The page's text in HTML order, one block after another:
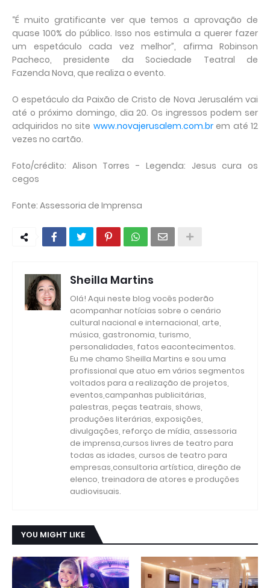
“É muito gratificante ver que temos a aprovação de
quase 100% do público. Isso nos estimula a querer fazer
um espetáculo cada vez melhor”, afirma Robinson
Pacheco, presidente da Sociedade Teatral de
Fazenda Nova, que realiza o evento.
O espetáculoda Paixão de Cristo de Nova Jerusalém vai
até o próximo domingo, dia 20. Os ingressos podem ser
adquiridos no site www.novajerusalem.com.brem até 12
vezes no cartão.
Foto/crédito: Alison Torres - Legenda: Jesus cura os
cegos
Fonte: Assessoria de Imprensa
Sheilla Martins
Olá! Aqui neste blog vocês poderão
acompanhar notícias sobre o cenário
cultural nacional e internacional, arte,
música, gastronomia, turismo,
personalidades, fatos eacontecimentos.
Eu me chamo Sheilla Martins e sou uma
profissional que atuo em vários segmentos
voltados para a realização de projetos,
eventos,campanhas publicitárias,
palestras, peças teatrais, shows,
produções literárias, exposições,
divulgações, reforço de mídia, assessoria
de imprensa,cursos livres de teatro para
todas as idades, cursos de teatro para
empresas,consultoria artística, direção de
elenco, treinadora de atores e produções
audiovisuais.
YOU MIGHT LIKE